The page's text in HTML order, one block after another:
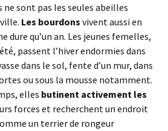
sont pas les seules abeilles
Les bourdons vivent aussi en
dure qu’un an. Les jeunes femelles,
passent l’hiver endormies dans
dans le sol, fente d’un mur, dans
ou sous la mousse notamment.
elles butinent activement les
forces et recherchent un endroit
un terrier de rongeur